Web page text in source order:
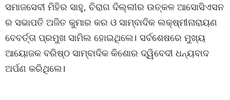
ସମାଜସେବୀ ମିହିର ସାହୁ, ଚିରାଗ ଦିଲ୍ଲୀର ଉତ୍କଳ ଆସୋସିଏସନ
ର ସଭାପତି ଅଜିତ କୁମାର କର ଓ ସାମ୍ବାଦିକ ଲକ୍ଷ୍ମୀନାରାୟଣ
ବେବର୍ତ୍ତା ପ୍ରମୁଖ ସାମିଲ ହୋଇଥିଲେ। ସର୍ବଶେଷରେ ମୁଖ୍ୟ
ଆୟୋଜକ ବରିଷ୍ଠ ସାମ୍ବାଦିକ କିଶୋର ଦ୍ୱିବେଦୀ ଧନ୍ୟବାଦ
ଅର୍ପଣ କରିଥିଲେ।